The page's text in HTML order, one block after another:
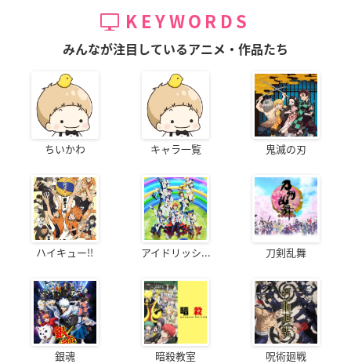
KEYWORDS
みんなが注目しているアニメ・作品たち
ちいかわ キャラ一覧 鬼滅の刃
ハイキュー!! アイドリッシ... 刀剣乱舞
銀魂 暗殺教室 呪術廻戦